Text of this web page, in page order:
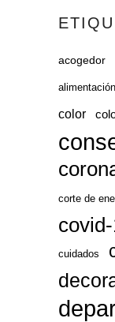
acogedor
color
corte de
cuidados